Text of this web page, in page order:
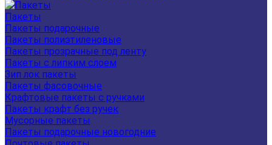
Пакеты
Пакеты подарочные
Пакеты полиэтиленовые
Пакеты прозрачные под ленту
Пакеты с липким слоем
Зип лок пакеты
Пакеты фасовочные
Крафтовые пакеты с ручками
Пакеты крафт без ручек
Мусорные пакеты
Пакеты подарочные новогодние